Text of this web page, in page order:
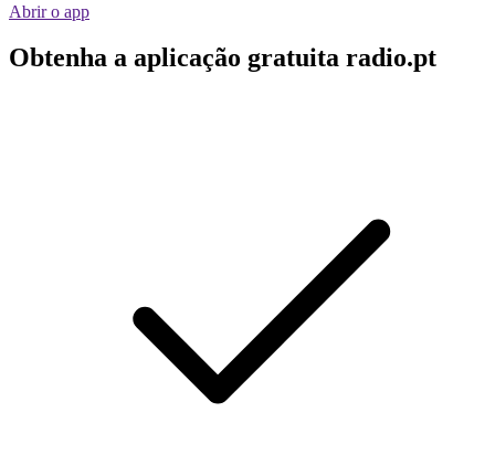
Abrir o app
Obtenha a aplicação gratuita radio.pt